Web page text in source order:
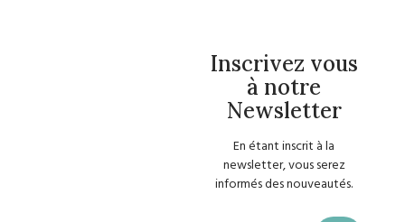
Inscrivez vous
à notre
Newsletter
En étant inscrit à la
newsletter, vous serez
informés des nouveautés.